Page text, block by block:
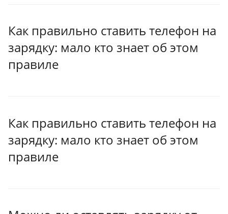
Как правильно ставить телефон на
зарядку: мало кто знает об этом
правиле
Как правильно ставить телефон на
зарядку: мало кто знает об этом
правиле